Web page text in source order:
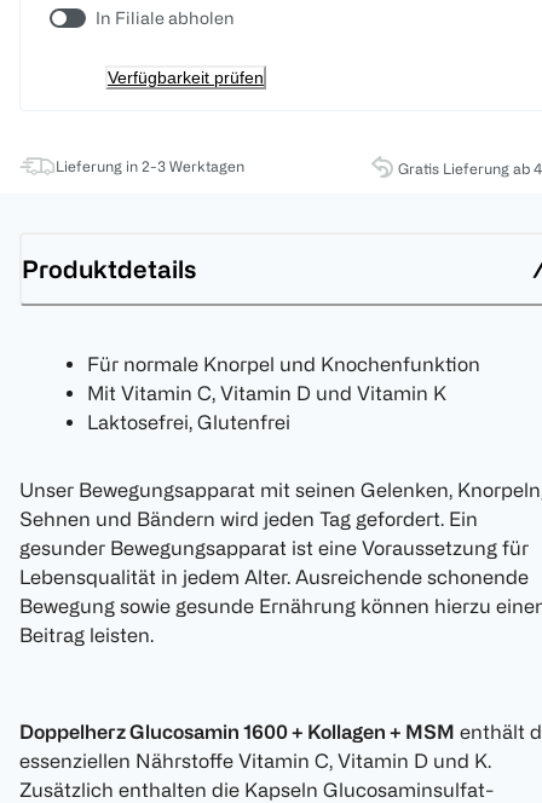
In Filiale abholen
Verfügbarkeit prüfen
Lieferung in 2-3 Werktagen Gratis Lieferung ab
Produktdetails
Für normale Knorpel und Knochenfunktion
Mit Vitamin C, Vitamin D und Vitamin K
Laktosefrei, Glutenfrei
Unser Bewegungsapparat mit seinen Gelenken,
Sehnen und Bändern wird jeden Tag gefordert. Ein
gesunder Bewegungsapparat ist eine Voraussetzung für
Lebensqualität in jedem Alter. Ausreichende schonende
Bewegung sowie gesunde Ernährung können hierzu
Beitrag leisten.
Doppelherz Glucosamin 1600 + Kollagen + MSM enthält
essenziellen Nährstoffe Vitamin C, Vitamin D und K.
Zusätzlich enthalten die Kapseln Glucosaminsulfat-